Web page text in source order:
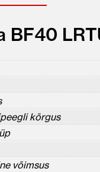
BF40
kõrgus
võimsus